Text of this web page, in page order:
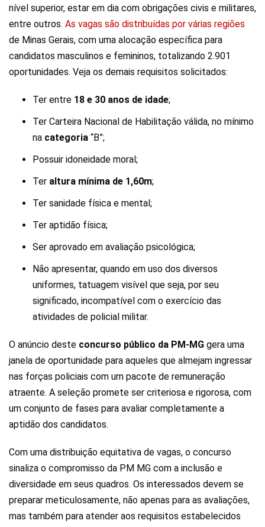
nível superior, estar em dia com obrigações civis e militares,
entre outros. As vagas são distribuídas por várias regiões
de Minas Gerais, com uma alocação específica para
candidatos masculinos e femininos, totalizando 2.901
oportunidades. Veja os demais requisitos solicitados:
Ter entre 18 e 30 anos de idade;
Ter Carteira Nacional de Habilitação válida, no mínimo
na categoria “B”;
Possuir idoneidade moral;
Ter altura mínima de 1,60m;
Ter sanidade física e mental;
Ter aptidão física;
Ser aprovado em avaliação psicológica;
Não apresentar, quando em uso dos diversos
uniformes, tatuagem visível que seja, por seu
significado, incompatível com o exercício das
atividades de policial militar.
O anúncio deste concurso público da PM-MG gera uma
janela de oportunidade para aqueles que almejam ingressar
nas forças policiais com um pacote de remuneração
atraente. A seleção promete ser criteriosa e rigorosa, com
um conjunto de fases para avaliar completamente a
aptidão dos candidatos.
Com uma distribuição equitativa de vagas, o concurso
sinaliza o compromisso da PM MG com a inclusão e
diversidade em seus quadros. Os interessados devem se
preparar meticulosamente, não apenas para as avaliações,
mas também para atender aos requisitos estabelecidos